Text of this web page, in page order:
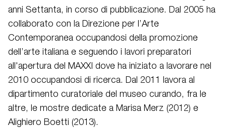
anni Settanta, in corso di pubblicazione. Dal 2005 ha
collaborato con la Direzione per l’Arte
Contemporanea occupandosi della promozione
dell’arte italiana e seguendo i lavori preparatori
all'apertura del MAXXI dove ha iniziato a lavorare nel
2010 occupandosi di ricerca. Dal 2011 lavora al
dipartimento curatoriale del museo curando, fra le
altre, le mostre dedicate a Marisa Merz (2012) e
Alighiero Boetti (2013).